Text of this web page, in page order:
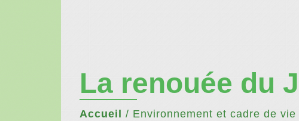
La renouée du
Accueil / Environnement et cadre de vie